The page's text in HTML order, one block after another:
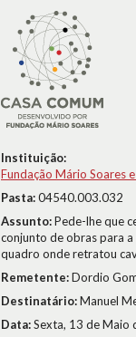
Instituição:
Fundação Mário Soares
Pasta:04540.003.032
Assunto:Pede-lhe que
conjunto de obras para a
quadro onde retratou
Remetente:Dordio
Destinatário:Manuel
Data:Sexta, 13 de Maio